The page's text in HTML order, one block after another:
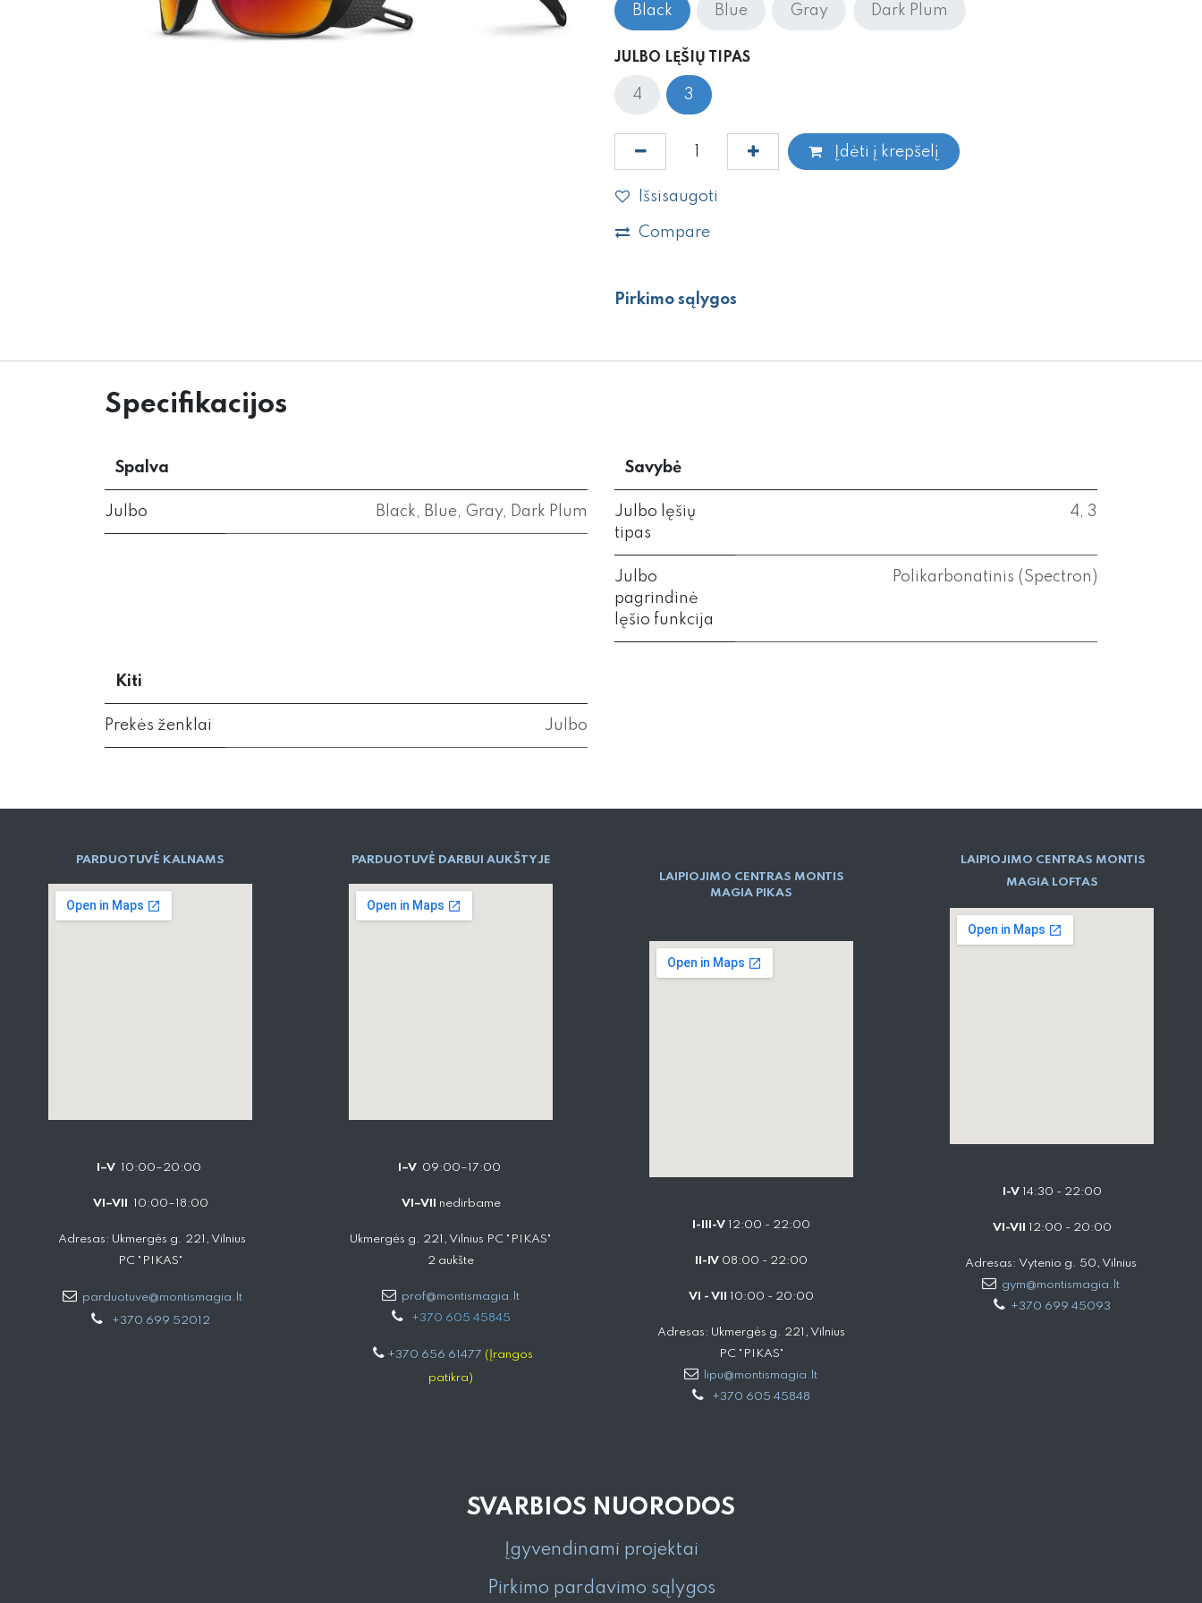
Black Blue Gray Dark Plum
JULBO LĘŠIŲ TIPAS
4 3
Įdėti į krepšelį
Išsisaugoti
Compare
Pirkimo sąlygos
Specifikacijos
Spalva
Julbo Black Blue Gray Dark Plum
Savybė
Julbo lęšių
tipas
4 3
Julbo
pagrindinė
lęšio funkcija
Polikarbonatinis (Spectron)
Kiti
Prekės ženklai Julbo
PARD​UOTUVĖ​ KALNAMS
I–V 10:00–20:00
VI–VII 10:00–18:00
Adresas: Ukmergės g. 221, Vilnius
PC "PIKAS"
parduotuve@montismagia.lt
+370 699 52012
PARDUOTUVĖ DARBUI AUKŠTYJE
I–V 09:00–17:00
VI–VII nedirbame
Ukmergės g. 221, Vilnius PC "PIKAS"
2 aukšte
prof@montismagia.lt
+370 605 4584​5
+370 656 61477 (Įrangos
patikra)
LAIPIOJIMO CENTRAS MONTIS
MAGIA PIKAS
I-III-V 12:00 - 22:00
II-IV 08:00 - 22:00
VI - VII 10:00 - 20:00
Adresas: Ukmergės g. 221, Vilnius
PC "PIKAS"
lipu@montismagia.lt
+370 605 45848
LAIPIOJIMO CENTRAS MONTIS
MAGIA LOFTAS
I-V14:30 - 22:00
VI-VII 12:00 - 20:00
Adresas: Vytenio g. 50, Vilnius
gym@montismagia.lt
+370 699 45093
SVARBIOS NUORODOS
Įgyvendinami projektai
Pirkimo pardavimo sąlygos